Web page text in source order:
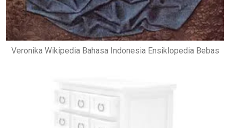
Veronika Wikipedia Bahasa Indonesia Ensiklopedia Bebas